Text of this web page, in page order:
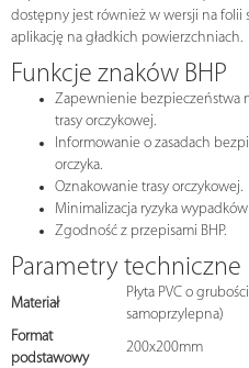
dostępny jest również w wersji na folii
aplikację na gładkich powierzchniach.
Funkcje znaków BHP
Zapewnienie bezpieczeństwa
trasy orczykowej.
Informowanie o zasadach
orczyka.
Oznakowanie trasy orczykowej.
Minimalizacja ryzyka
Zgodność z przepisami BHP.
Parametry techniczne
Materiał
Płyta PVC o
samoprzylepna)
Format
podstawowy
200x200mm